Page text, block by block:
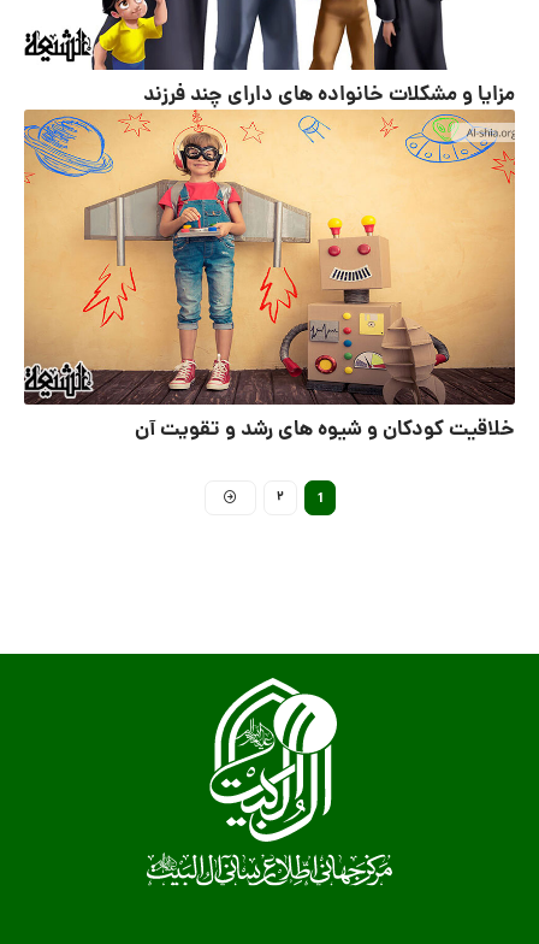
مزایا و مشکلات خانواده های دارای چند فرزند
خلاقیت کودکان و شیوه های رشد و تقویت آن
1
2